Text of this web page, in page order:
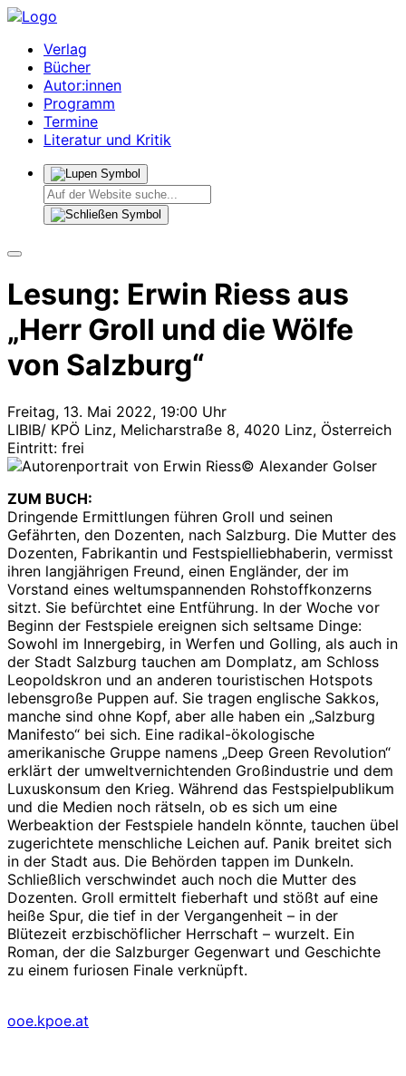
Verlag
Bücher
Autor:innen
Programm
Termine
Literatur und Kritik
Lesung: Erwin Riess aus
„Herr Groll und die Wölfe
von Salzburg“
Freitag, 13. Mai 2022, 19:00 Uhr
LIBIB/ KPÖ Linz, Melicharstraße 8, 4020 Linz, Österreich
Eintritt: frei
© Alexander Golser
ZUM BUCH:
Dringende Ermittlungen führen Groll und seinen
Gefährten, den Dozenten, nach Salzburg. Die Mutter des
Dozenten, Fabrikantin und Festspielliebhaberin, vermisst
ihren langjährigen Freund, einen Engländer, der im
Vorstand eines weltumspannenden Rohstoffkonzerns
sitzt. Sie befürchtet eine Entführung. In der Woche vor
Beginn der Festspiele ereignen sich seltsame Dinge:
Sowohl im Innergebirg, in Werfen und Golling, als auch in
der Stadt Salzburg tauchen am Domplatz, am Schloss
Leopoldskron und an anderen touristischen Hotspots
lebensgroße Puppen auf. Sie tragen englische Sakkos,
manche sind ohne Kopf, aber alle haben ein „Salzburg
Manifesto“ bei sich. Eine radikal-ökologische
amerikanische Gruppe namens „Deep Green Revolution“
erklärt der umweltvernichtenden Großindustrie und dem
Luxuskonsum den Krieg. Während das Festspielpublikum
und die Medien noch rätseln, ob es sich um eine
Werbeaktion der Festspiele handeln könnte, tauchen übel
zugerichtete menschliche Leichen auf. Panik breitet sich
in der Stadt aus. Die Behörden tappen im Dunkeln.
Schließlich verschwindet auch noch die Mutter des
Dozenten. Groll ermittelt fieberhaft und stößt auf eine
heiße Spur, die tief in der Vergangenheit – in der
Blütezeit erzbischöflicher Herrschaft – wurzelt. Ein
Roman, der die Salzburger Gegenwart und Geschichte
zu einem furiosen Finale verknüpft.
ooe.kpoe.at